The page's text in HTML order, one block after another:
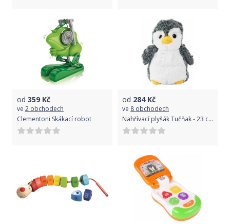
od 359 Kč
ve 2 obchodech
Clementoni Skákací robot
od 284Kč
ve 8 obchodech
Nahřívací plyšák Tučňak - 23 cm